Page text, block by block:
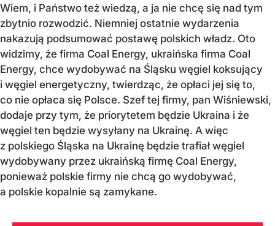
Wiem, i Państwo też wiedzą, a ja nie chcę się nad tym
zbytnio rozwodzić. Niemniej ostatnie wydarzenia
nakazują podsumować postawę polskich władz. Oto
widzimy, że firma Coal Energy, ukraińska firma Coal
Energy, chce wydobywać na Śląsku węgiel koksujący
i węgiel energetyczny, twierdząc, że opłaci jej się to,
co nie opłaca się Polsce. Szef tej firmy, pan Wiśniewski,
dodaje przy tym, że priorytetem będzie Ukraina i że
węgiel ten będzie wysyłany na Ukrainę. A więc
z polskiego Śląska na Ukrainę będzie trafiał węgiel
wydobywany przez ukraińską firmę Coal Energy,
ponieważ polskie firmy nie chcą go wydobywać,
a polskie kopalnie są zamykane.